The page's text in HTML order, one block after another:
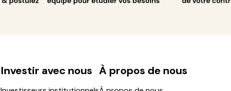
Investir avec nous À propos de nous